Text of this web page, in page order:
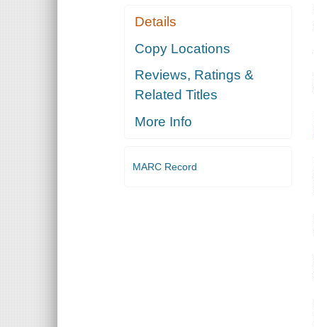
Details
Copy Locations
Reviews, Ratings &
Related Titles
More Info
MARC Record